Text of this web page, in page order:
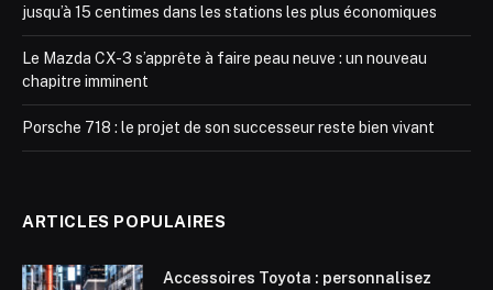
jusqu’à 15 centimes dans les stations les plus économiques
Le Mazda CX-3 s’apprête à faire peau neuve : un nouveau
chapitre imminent
Porsche 718 : le projet de son successeur reste bien vivant
ARTICLES POPULAIRES
Accessoires Toyota : personnalisez